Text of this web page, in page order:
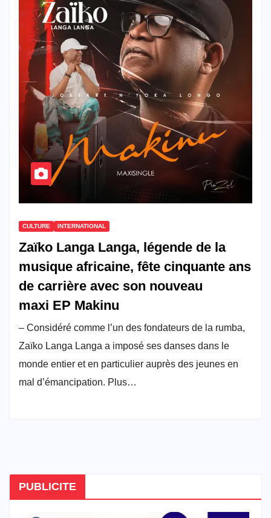
CULTURE INTERNATIONAL
Zaïko Langa Langa, légende de la
musique africaine, fête cinquante ans
de carrière avec son nouveau
maxi EP Makinu
– Considéré comme l’un des fondateurs de la rumba,
Zaïko Langa Langa a imposé ses danses dans le
monde entier et en particulier auprès des jeunes en
mal d’émancipation. Plus…
PUBLICITE